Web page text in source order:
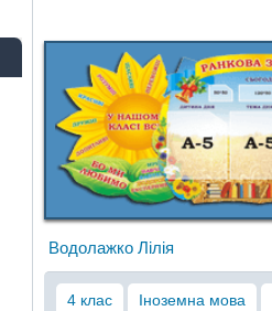
Водолажко Лілія
4 клас Іноземна мова